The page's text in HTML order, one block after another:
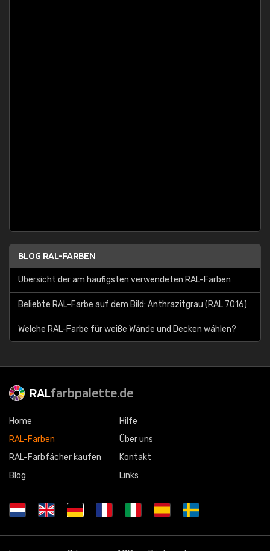
BLOG RAL-FARBEN
Übersicht der am häufigsten verwendeten RAL-Farben
Beliebte RAL-Farbe auf dem Bild: Anthrazitgrau (RAL 7016)
Welche RAL-Farbe für weiße Wände und Decken wählen?
RALfarbpalette.de
Home
RAL-Farben
RAL-Farbfächer kaufen
Blog
Hilfe
Über uns
Kontakt
Links